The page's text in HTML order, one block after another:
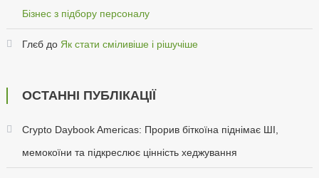
Бізнес з підбору персоналу
Глєбдо Як стати сміливіше і рішучіше
ОСТАННІ ПУБЛІКАЦІЇ
Crypto Daybook Americas: Прорив біткоїна піднімає ШІ,
мемокоїни та підкреслює цінність хеджування